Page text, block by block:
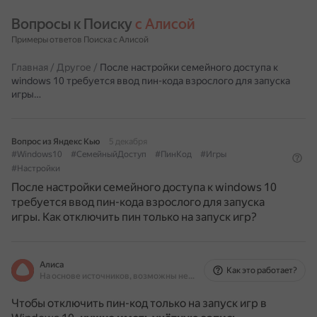
Вопросы к Поиску с Алисой
Примеры ответов Поиска с Алисой
Главная / Другое / После настройки семейного доступа к
windows 10 требуется ввод пин-кода взрослого для запуска
игры…
Вопрос из Яндекс Кью
5 декабря
#Windows10
#СемейныйДоступ #ПинКод
#Игры
#Настройки
После настройки семейного доступа к windows 10
требуется ввод пин-кода взрослого для запуска
игры. Как отключить пин только на запуск игр?
Алиса
На основе источников, возможны неточности
Как это работает?
Чтобы отключить пин-код только на запуск игр в